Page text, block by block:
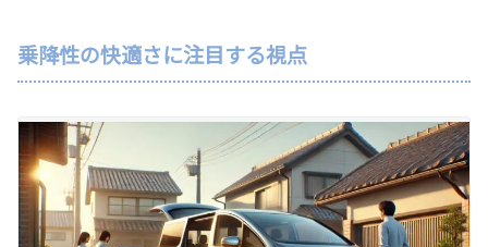
乗降性の快適さに注目する視点